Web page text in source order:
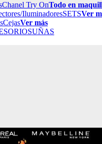
Chanel Try OnTodo en
IluminadoresSETSVer
CejasVer más
UÑAS